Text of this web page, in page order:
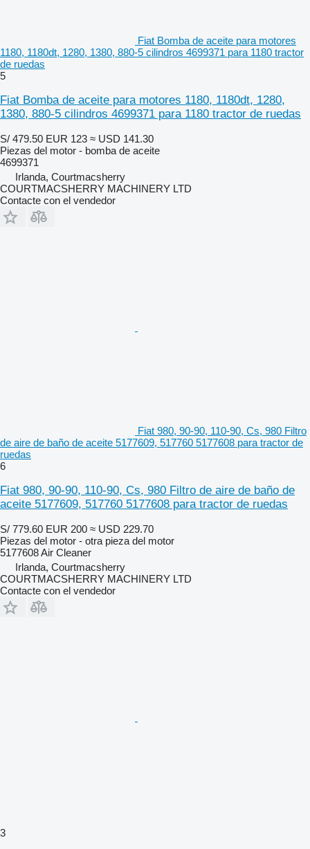
Fiat Bomba de aceite para motores
1180, 1180dt, 1280, 1380, 880-5 cilindros 4699371 para 1180 tractor
de ruedas
5
Fiat Bomba de aceite para motores 1180, 1180dt, 1280,
1380, 880-5 cilindros 4699371 para 1180 tractor de ruedas
S/ 479.50 EUR 123 ≈ USD 141.30
Piezas del motor - bomba de aceite
4699371
Irlanda, Courtmacsherry
COURTMACSHERRY MACHINERY LTD
Contacte con el vendedor
Fiat 980, 90-90, 110-90, Cs, 980 Filtro
de aire de baño de aceite 5177609, 517760 5177608 para tractor de
ruedas
6
Fiat 980, 90-90, 110-90, Cs, 980 Filtro de aire de baño de
aceite 5177609, 517760 5177608 para tractor de ruedas
S/ 779.60 EUR 200 ≈ USD 229.70
Piezas del motor - otra pieza del motor
5177608 Air Cleaner
Irlanda, Courtmacsherry
COURTMACSHERRY MACHINERY LTD
Contacte con el vendedor
3